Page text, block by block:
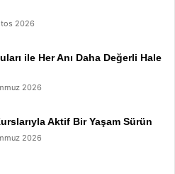
2026
ile Her Anı Daha Değerli Hale
2026
Aktif Bir Yaşam Sürün
2026